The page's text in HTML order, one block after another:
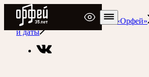
Радио Орфей
Радио классической музыки «Орфей»
и даты